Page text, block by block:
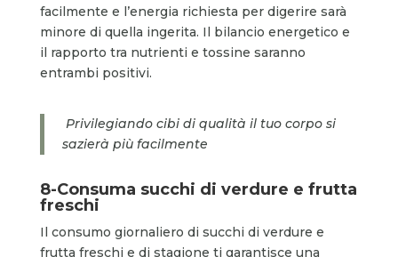
facilmente e l’energia richiesta per digerire sarà
minore di quella ingerita. Il bilancio energetico e
il rapporto tra nutrienti e tossine saranno
entrambi positivi.
Privilegiando cibi di qualità il tuo corpo si
sazierà più facilmente
8-Consuma succhi di verdure e frutta
freschi
Il consumo giornaliero di succhi di verdure e
frutta freschi e di stagione ti garantisce una